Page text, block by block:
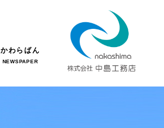
かわらばん
NEWSPAPER